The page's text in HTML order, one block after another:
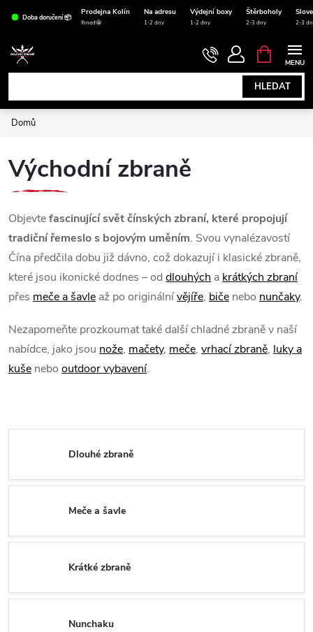
obsah
Doba doručení 📦
Prodejna Kolín Na adresu Výdejní boxy Štěrboholy
Ihned🤩 1-2 dny 1-2 dny 2-3 dny 2-3
HLEDAT
NÁKUPNÍ
KOŠÍK
Domů
Východní zbraně
Objevtefascinující svět čínských zbraní, které propojují
tradiční řemeslo s bojovým uměním. Svou vynalézavostí
Čína předčila dobu již dávno, což dokazují i klasické zbraně,
které jsou ikonické dodnes – od dlouhých a krátkých zbraní
přes meče a šavle až po originálnívějíře, biče nebo nunčaky.
Nezapomeňte prozkoumat také další chladné zbraně v naší
nabídce, jako jsou nože, mačety, meče, vrhací zbraně, luky a
kuše nebo outdoor vybavení.
Dlouhé zbraně
Meče a šavle
Krátké zbraně
Nunchaku